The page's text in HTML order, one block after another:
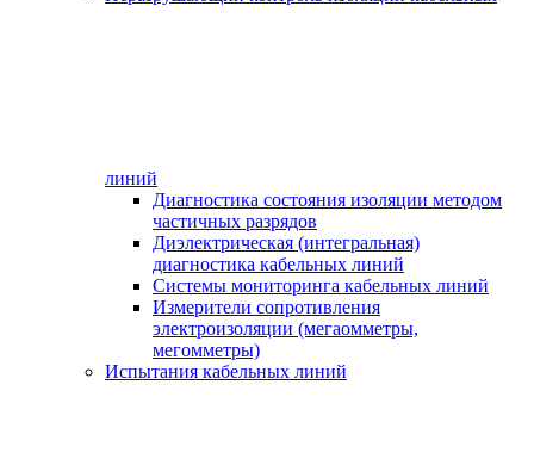
линий
Диагностика состояния изоляции методом
частичных разрядов
Диэлектрическая (интегральная)
диагностика кабельных линий
Системы мониторинга кабельных линий
Измерители сопротивления
электроизоляции (мегаомметры,
мегомметры)
Испытания кабельных линий